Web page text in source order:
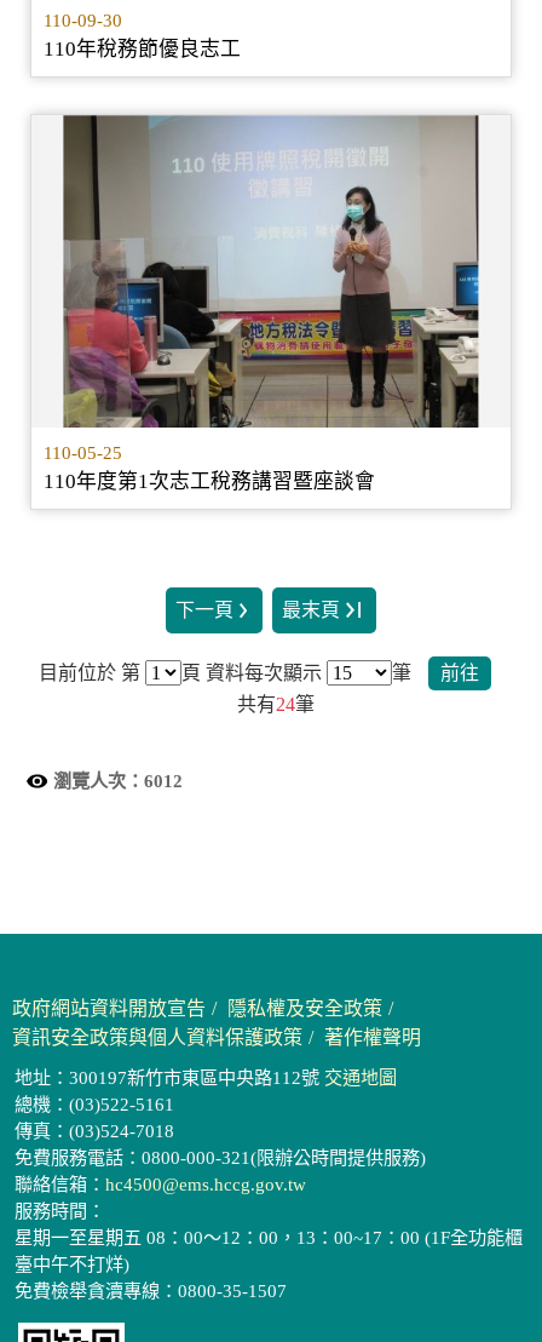
110-09-30
110年稅務節優良志工
110-05-25
110年度第1次志工稅務講習暨座談會
下一頁 最末頁
目前位於 第 頁 資料每次顯示 筆
前往
共有24筆
瀏覽人次： 6012
政府網站資料開放宣告
隱私權及安全政策
資訊安全政策與個人資料保護政策
著作權聲明
地址：300197新竹市東區中央路112號 交通地圖
總機：(03)522-5161
傳真：(03)524-7018
免費服務電話：0800-000-321(限辦公時間提供服務)
聯絡信箱： hc4500@ems.hccg.gov.tw
服務時間：
星期一至星期五 08：00～12：00，13：00~17：00 (1F全功能櫃
臺中午不打烊)
免費檢舉貪瀆專線：0800-35-1507